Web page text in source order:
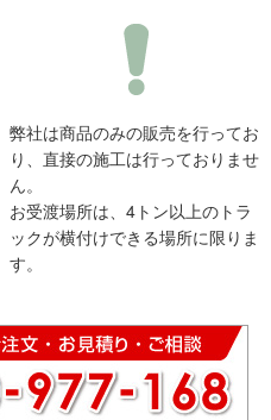
弊社は商品のみの販売を行ってお
り、直接の施工は行っておりませ
ん。
お受渡場所は、4トン以上のトラ
ックが横付けできる場所に限りま
す。